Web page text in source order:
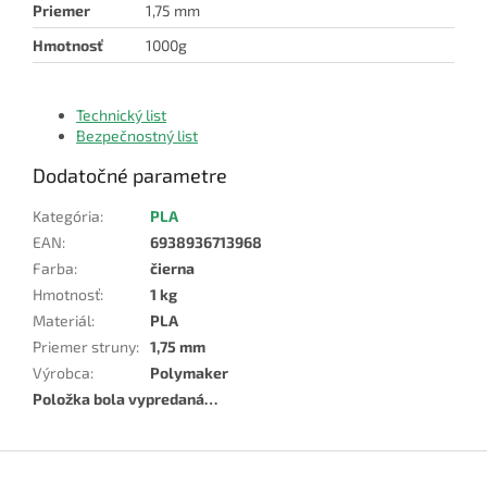
Priemer
1,75 mm
Hmotnosť
1000g
Technický list
Bezpečnostný list
Dodatočné parametre
Kategória:
PLA
EAN:
6938936713968
Farba:
čierna
Hmotnosť:
1 kg
Materiál:
PLA
Priemer struny: 1,75 mm
Výrobca:
Polymaker
Položka bola vypredaná…